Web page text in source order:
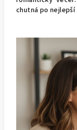
chutná po